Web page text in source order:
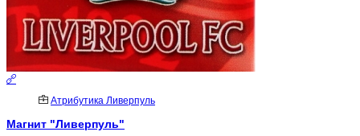
Атрибутика Ливерпуль
Магнит "Ливерпуль"